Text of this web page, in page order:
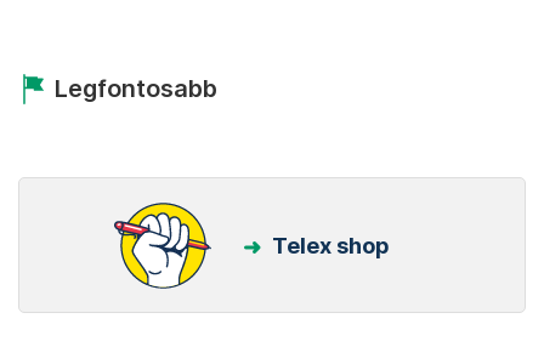
Legfontosabb
Telex shop